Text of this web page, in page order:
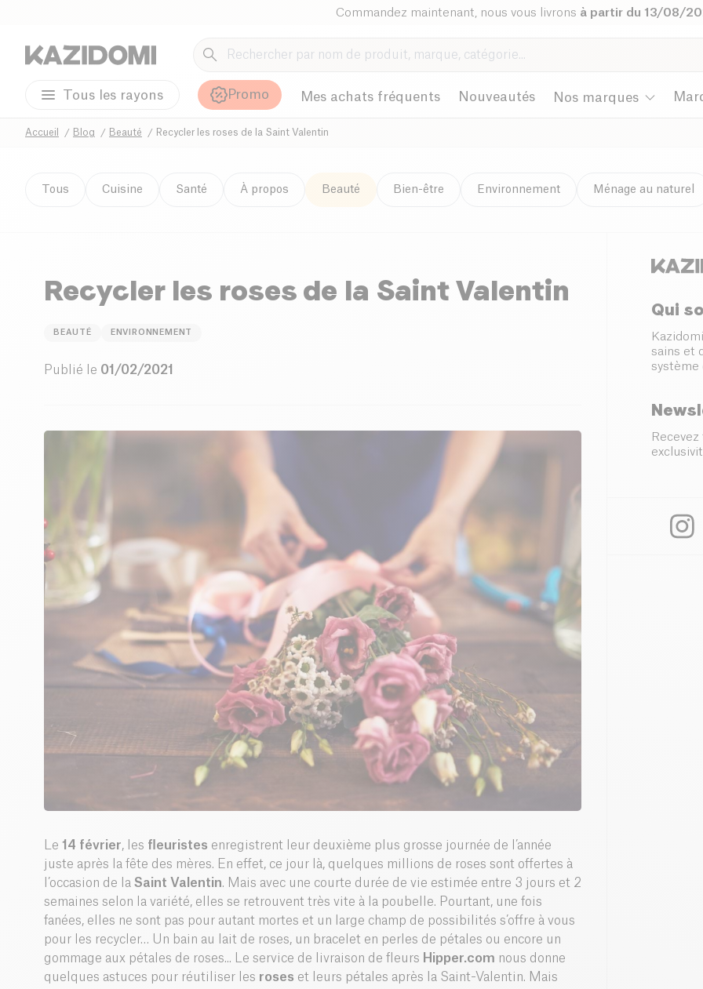
Commandez maintenant, nous vous livrons à partir du 13/08/
Tous les rayons Promo Mes achats fréquents Nouveautés Nos marques
Accueil Blog Beauté Recycler les roses de la Saint Valentin
Tous Cuisine Santé À propos Beauté Bien-être Environnement Ménage au naturel
Recycler les roses de la Saint Valentin
BEAUTÉ ENVIRONNEMENT
Publié le 01/02/2021
Le 14 février, les fleuristes enregistrent leur deuxième plus grosse journée de l’année
juste après la fête des mères. En effet, ce jour là, quelques millions de roses sont offertes à
l’occasion de la Saint Valentin. Mais avec une courte durée de vie estimée entre 3 jours et 2
semaines selon la variété, elles se retrouvent très vite à la poubelle. Pourtant, une fois
fanées, elles ne sont pas pour autant mortes et un large champ de possibilités s’offre à vous
pour les recycler… Un bain au lait de roses, un bracelet en perles de pétales ou encore un
gommage aux pétales de roses... Le service de livraison de fleurs Hipper.com nous donne
quelques astuces pour réutiliser les roses et leurs pétales après la Saint-Valentin. Mais
Qui
sains et
système